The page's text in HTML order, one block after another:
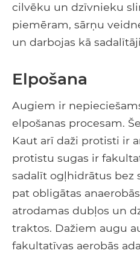
cilvēku un dzīvnieku
piemēram, sārņu
un darbojas kā
Elpošana
Augiem ir
elpošanas procesam.
Kaut arī daži protisti ir
protistu sugas ir
sadalīt ogļhidrātus bez
pat obligātas
atrodamas dubļos un
traktos. Dažiem augu
fakultatīvas aerobās